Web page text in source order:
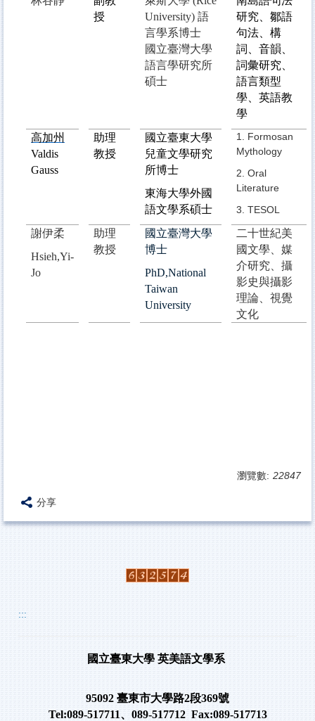
授
University) 語
言學系博士
國立臺灣大學
語言學研究所
碩士
研究、鄒語
句法、構
詞、音韻、
詞彙研究、
語言類型
學、英語教
學
高加州
Valdis
Gauss
助理
教授
國立臺東大學
兒童文學研究
所博士
東海大學外國
語文學系碩士
1. Formosan
Mythology
2. Oral
Literature
3. TESOL
謝伊柔
Hsieh,Yi-
Jo
助理
教授
國立臺灣大學
博士
PhD,National
Taiwan
University
二十世紀美
國文學、媒
介研究、攝
影史與攝影
理論、視覺
文化
瀏覽數: 22847
分享
:::
國立臺東大學 英美語文學系
95092 臺東市大學路2段369號
Tel:089-517711、 089-517712 Fax:089-517713